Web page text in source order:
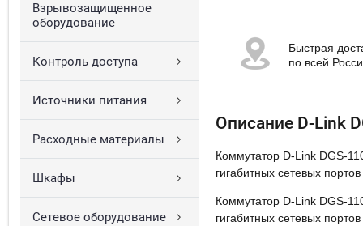
Взрывозащищенное
оборудование
Контроль доступа
Источники питания
Расходные материалы
Шкафы
Сетевое оборудование
Быстрая
по всей
Описание D-Link
Коммутатор D-Link DGS-
гигабитных сетевых
Коммутатор D-Link DGS-
гигабитных сетевых